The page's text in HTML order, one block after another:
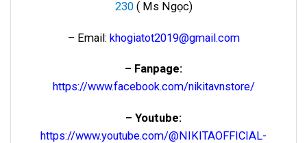
230( Ms Ngọc)
– Email: khogiatot2019@gmail.com
– Fanpage:
https://www.facebook.com/nikitavnstore/
– Youtube:
https://www.youtube.com/@NIKITAOFFICIAL-